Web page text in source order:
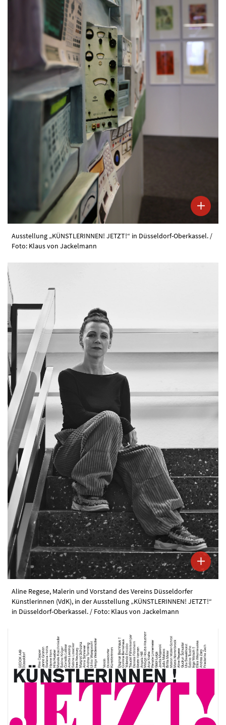
Ausstellung „KÜNSTLERINNEN! JETZT!“ in Düsseldorf-Oberkassel. /
Foto: Klaus von Jackelmann
Aline Regese, Malerin und Vorstand des Vereins Düsseldorfer
Künstlerinnen (VdK), in der Ausstellung „KÜNSTLERINNEN! JETZT!“
in Düsseldorf-Oberkassel. / Foto: Klaus von Jackelmann